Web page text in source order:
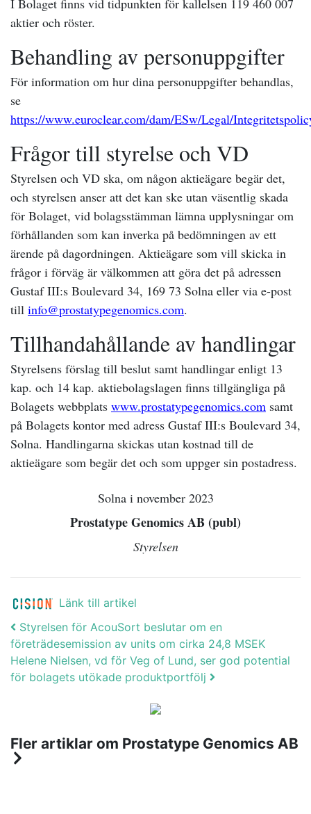
I Bolaget finns vid tidpunkten för kallelsen 119 460 007
aktier och röster.
Behandling av personuppgifter
För information om hur dina personuppgifter behandlas,
se
https://www.euroclear.com/dam/ESw/Legal/
Frågor till styrelse och VD
Styrelsen och VD ska, om någon aktieägare begär det,
och styrelsen anser att det kan ske utan väsentlig skada
för Bolaget, vid bolagsstämman lämna upplysningar om
förhållanden som kan inverka på bedömningen av ett
ärende på dagordningen. Aktieägare som vill skicka in
frågor i förväg är välkommen att göra det på adressen
Gustaf III:s Boulevard 34, 169 73 Solna eller via e-post
till info@prostatypegenomics.com.
Tillhandahållande av handlingar
Styrelsens förslag till beslut samt handlingar enligt 13
kap. och 14 kap. aktiebolagslagen finns tillgängliga på
Bolagets webbplats www.prostatypegenomics.com samt
på Bolagets kontor med adress Gustaf III:s Boulevard 34,
Solna. Handlingarna skickas utan kostnad till de
aktieägare som begär det och som uppger sin postadress.
Solna i november 2023
Prostatype Genomics AB (publ)
Styrelsen
Länk till artikel
Post navigation
Styrelsen för AcouSort beslutar om en
företrädesemission av units om cirka 24,8 MSEK
Helene Nielsen, vd för Veg of Lund, ser god potential
för bolagets utökade produktportfölj
Fler artiklar om Prostatype Genomics AB